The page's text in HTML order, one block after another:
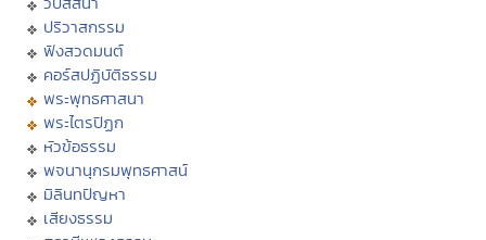
ปริวาสกรรม
ฟังสวดมนต์
คอร์สปฏิบัติธรรม
พระพุทธศาสนา
พระไตรปิฏก
หัวข้อธรรม
พจนานุกรมพุทธศาสน์
มิลินทปัญหา
เสียงธรรม